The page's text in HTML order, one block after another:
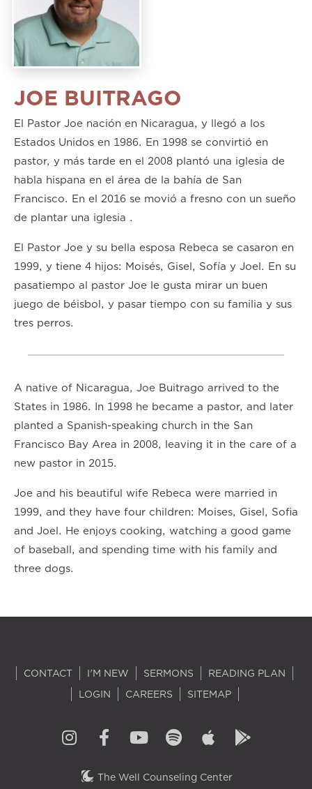
JOE BUITRAGO
El Pastor Joe nación en Nicaragua, y llegó a los
Estados Unidos en 1986. En 1998 se convirtió en
pastor, y más tarde en el 2008 plantó una iglesia de
habla hispana en el área de la bahía de San
Francisco. En el 2016 se movió a fresno con un sueño
de plantar una iglesia .
El Pastor Joe y su bella esposa Rebeca se casaron en
1999, y tiene 4 hijos: Moisés, Gisel, Sofía y Joel. En su
pasatiempo al pastor Joe le gusta mirar un buen
juego de béisbol, y pasar tiempo con su familia y sus
tres perros.
A native of Nicaragua, Joe Buitrago arrived to the
States in 1986. In 1998 he became a pastor, and later
planted a Spanish-speaking church in the San
Francisco Bay Area in 2008, leaving it in the care of a
new pastor in 2015.
Joe and his beautiful wife Rebeca were married in
1999, and they have four children: Moises, Gisel, Sofia
and Joel. He enjoys cooking, watching a good game
of baseball, and spending time with his family and
three dogs.
CONTACT I'M NEW SERMONS
READING PLAN
LOGIN
CAREERS SITEMAP
The Well Counseling Center